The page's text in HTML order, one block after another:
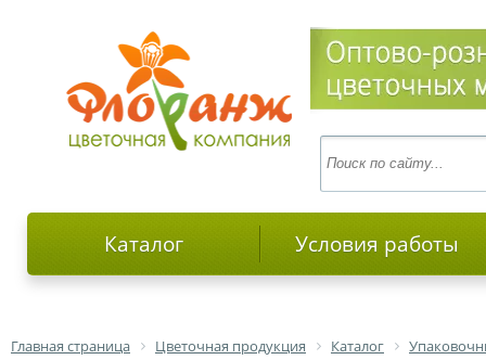
Каталог Условия работы
Главная страница Цветочная продукция Каталог